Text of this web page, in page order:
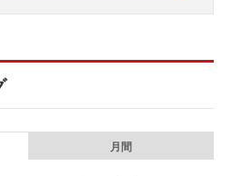
月間